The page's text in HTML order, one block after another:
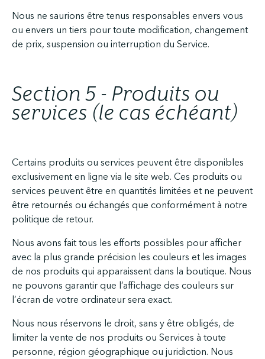
Nous ne saurions être tenus responsables envers vous
ou envers un tiers pour toute modification, changement
de prix, suspension ou interruption du Service.
Section 5 - Produits ou
services (le cas échéant)
Certains produits ou services peuvent être disponibles
exclusivement en ligne via le site web. Ces produits ou
services peuvent être en quantités limitées et ne peuvent
être retournés ou échangés que conformément à notre
politique de retour.
Nous avons fait tous les efforts possibles pour afficher
avec la plus grande précision les couleurs et les images
de nos produits qui apparaissent dans la boutique. Nous
ne pouvons garantir que l’affichage des couleurs sur
l’écran de votre ordinateur sera exact.
Nous nous réservons le droit, sans y être obligés, de
limiter la vente de nos produits ou Services à toute
personne, région géographique ou juridiction. Nous